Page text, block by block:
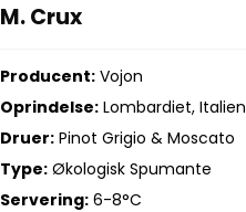
M. Crux
Producent: Vojon
Oprindelse: Lombardiet, Italien
Druer: Pinot Grigio & Moscato
Type: Økologisk Spumante
Servering: 6-8°C